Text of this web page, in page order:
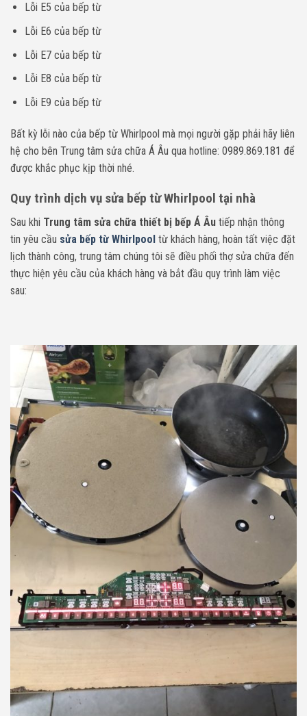
Lỗi E5 của bếp từ
Lỗi E6 của bếp từ
Lỗi E7 của bếp từ
Lỗi E8 của bếp từ
Lỗi E9 của bếp từ
Bất kỳ lỗi nào của bếp từ Whirlpool mà mọi người gặp phải hãy liên
hệ cho bên Trung tâm sửa chữa Á Âu qua hotline: 0989.869.181 để
được khắc phục kịp thời nhé.
Quy trình dịch vụ sửa bếp từ Whirlpool tại nhà
Sau khi Trung tâm sửa chữa thiết bị bếp Á Âu tiếp nhận thông
tin yêu cầu sửa bếp từ Whirlpool từ khách hàng, hoàn tất việc đặt
lịch thành công, trung tâm chúng tôi sẽ điều phối thợ sửa chữa đến
thực hiện yêu cầu của khách hàng và bắt đầu quy trình làm việc
sau: